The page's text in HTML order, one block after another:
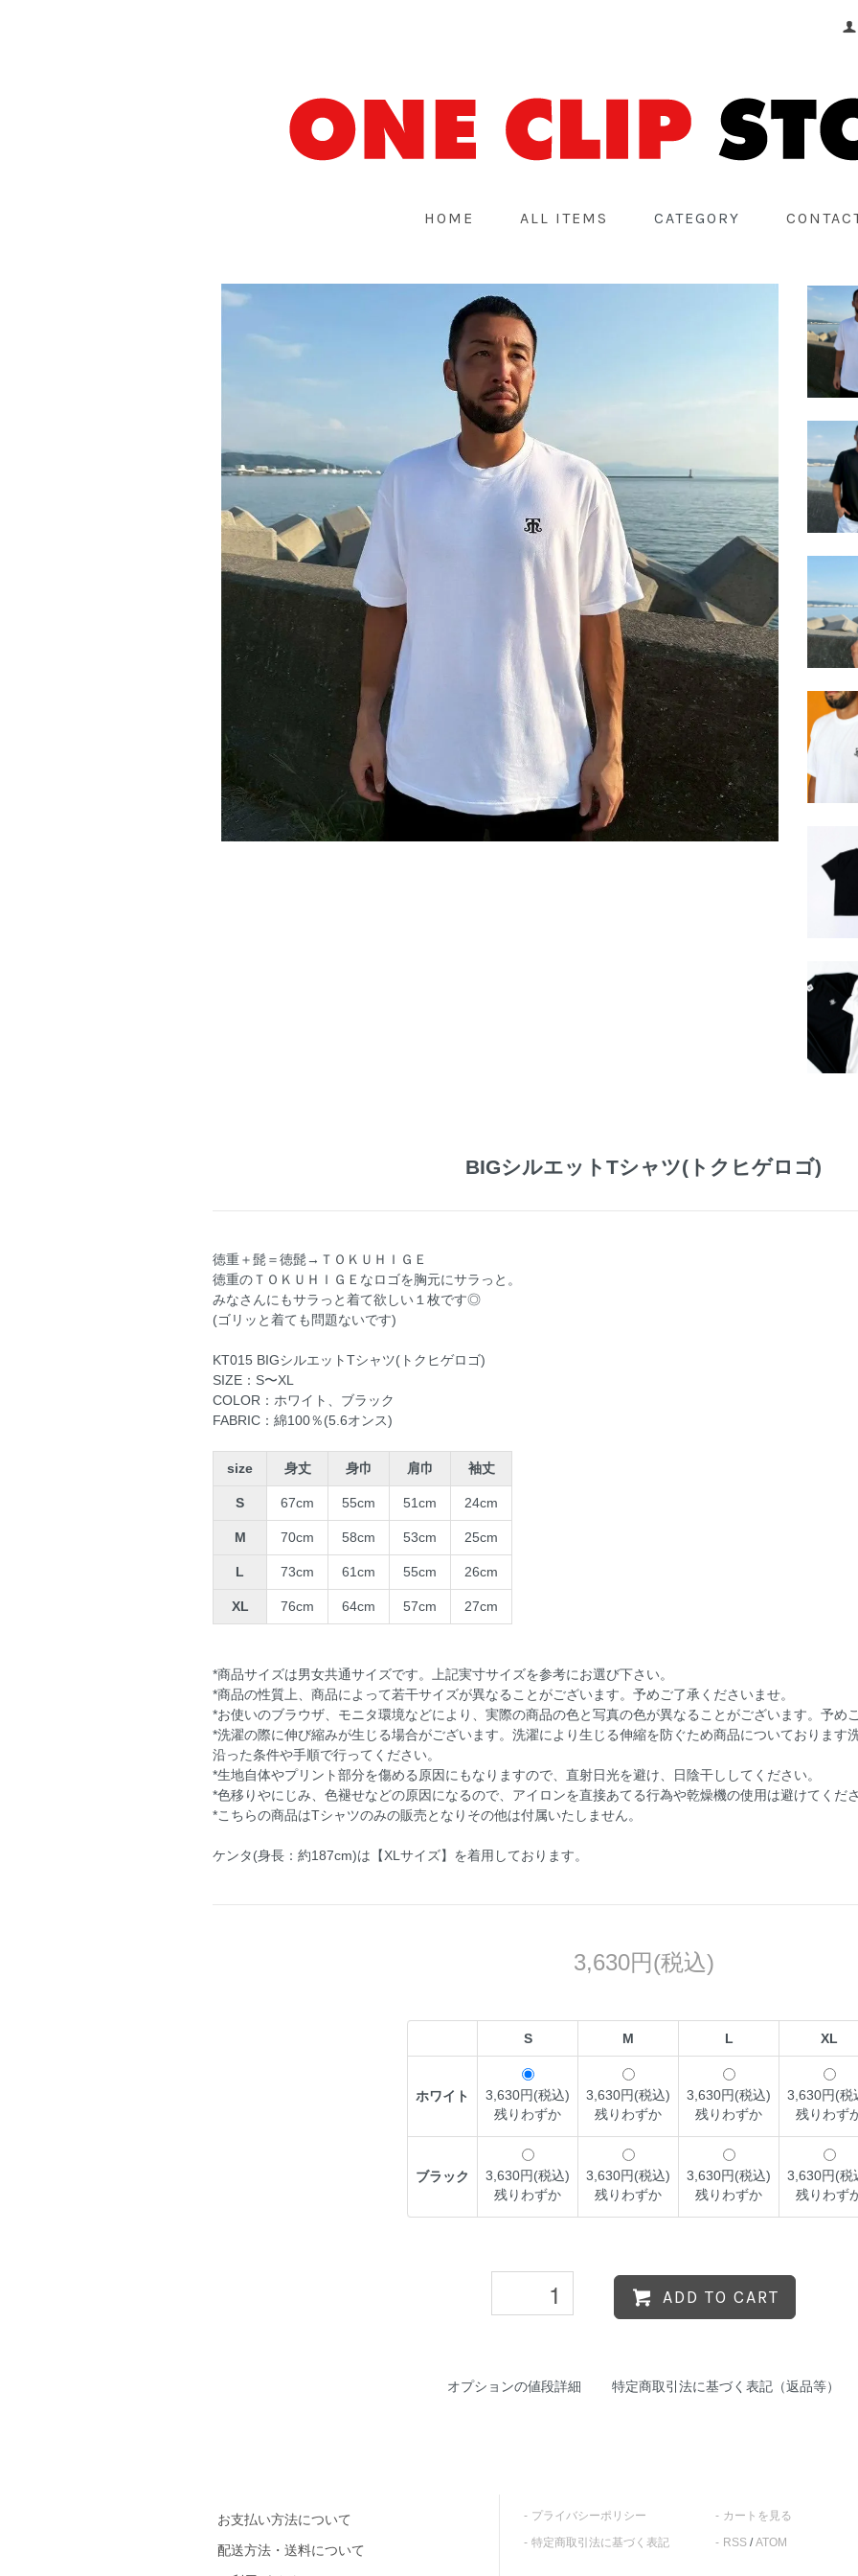
HOME ALL ITEMS CATEGORY
BIGシルエットTシャツ(トクヒゲロゴ)
徳重＋髭＝徳髭→ＴＯＫＵＨＩＧＥ
徳重のＴＯＫＵＨＩＧＥなロゴを胸元にサラっと。
みなさんにもサラっと着て欲しい１枚です◎
(ゴリッと着ても問題ないです)
KT015 BIGシルエットTシャツ(トクヒゲロゴ)
SIZE：S〜XL
COLOR：ホワイト、ブラック
FABRIC：綿100％(5.6オンス)
size 身丈 身巾 肩巾 袖丈
S 67cm 55cm 51cm 24cm
M 70cm 58cm 53cm 25cm
L 73cm 61cm 55cm 26cm
XL 76cm 64cm 57cm 27cm
*商品サイズは男女共通サイズです。上記実寸サイズを参考にお選び下さい。
*商品の性質上、商品によって若干サイズが異なることがございます。予めご了承くださいませ。
*お使いのブラウザ、モニタ環境などにより、実際の商品の色と写真の色が異なることがございます。予め
*洗濯の際に伸び縮みが生じる場合がございます。洗濯により生じる伸縮を防ぐため商品についております
沿った条件や手順で行ってください。
*生地自体やプリント部分を傷める原因にもなりますので、直射日光を避け、日陰干ししてください。
*色移りやにじみ、色褪せなどの原因になるので、アイロンを直接あてる行為や乾燥機の使用は避けてくださ
*こちらの商品はTシャツのみの販売となりその他は付属いたしません。
ケンタ(身長：約187cm)は【XLサイズ】を着用しております。
3,630円(税込)
S M L XL
ホワイト
3,630円(税込)
残りわずか
3,630円(税込)
残りわずか
3,630円(税込)
残りわずか
3,630円(税
残りわず
ブラック
3,630円(税込)
残りわずか
3,630円(税込)
残りわずか
3,630円(税込)
残りわずか
3,630円(税
残りわず
ADD TO CART
オプションの値段詳細 特定商取引法に基づく表記（返品等）
お支払い方法について
配送方法・送料について
プライバシーポリシー
特定商取引法に基づく表記
カートを見る
RSS/ATOM